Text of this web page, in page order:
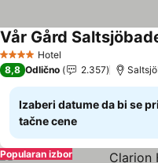
4 ZvezdiceHotel
Vår Gård
8,8 Odlično 2.357
Izaberi datume da bi se
tačne cene
Popularan izbor